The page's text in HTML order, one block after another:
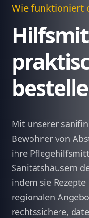
Wie funktioniert
Mit unserer
Bewohner von
ihre
Sanitätshäusern
indem sie
regionalen
rechtssichere,